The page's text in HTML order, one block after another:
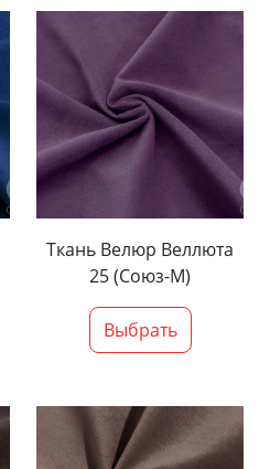
Ткань Велюр Веллюта
25 (Союз-М)
Выбрать